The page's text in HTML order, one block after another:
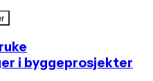
i byggeprosjekter